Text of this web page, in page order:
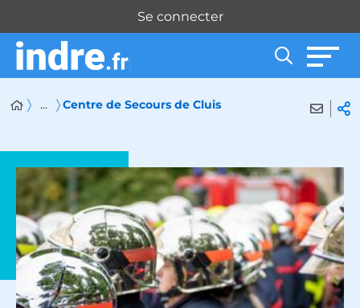
Panneau de gestion des cookies
Se connecter
... Centre de Secours de Cluis